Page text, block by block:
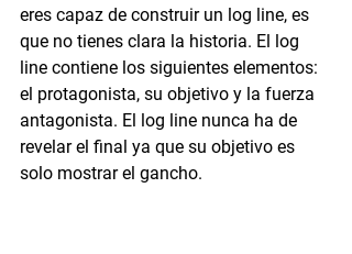
eres capaz de construir un log line, es
que no tienes clara la historia. El log
line contiene los siguientes elementos:
el protagonista, su objetivo y la fuerza
antagonista. El log line nunca ha de
revelar el final ya que su objetivo es
solo mostrar el gancho.